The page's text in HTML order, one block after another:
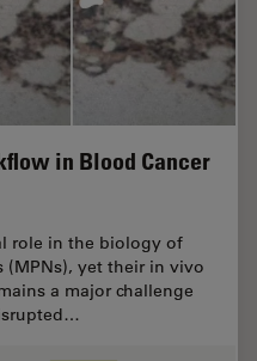
in Blood Cancer
role in the biology of
yet their in vivo
a major challenge